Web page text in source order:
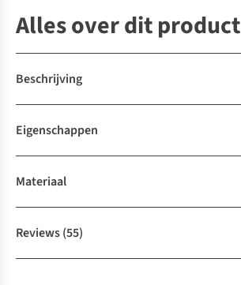
Alles over dit product
Beschrijving
Eigenschappen
Materiaal
Reviews(55)